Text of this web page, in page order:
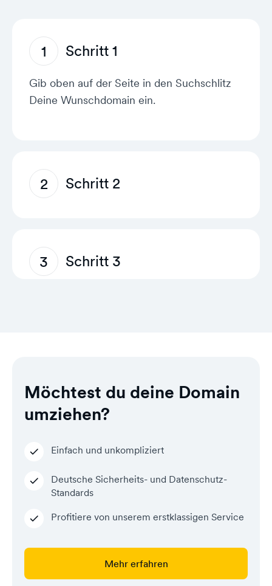
1 Schritt 1
Gib oben auf der Seite in den Suchschlitz
Deine Wunschdomain ein.
2 Schritt 2
3 Schritt 3
Möchtest du deine Domain
umziehen?
Einfach und unkompliziert
Deutsche Sicherheits- und Datenschutz-
Standards
Profitiere von unserem erstklassigen Service
Mehr erfahren